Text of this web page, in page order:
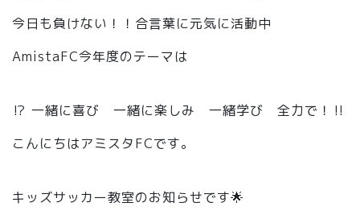
今日も負けない！！合言葉に元気に活動中
AmistaFC今年度のテーマは
⁉️ 一緒に喜び 一緒に楽しみ 一緒学び 全力で！‼️
こんにちはアミスタFCです。
キッズサッカー教室のお知らせです🌟